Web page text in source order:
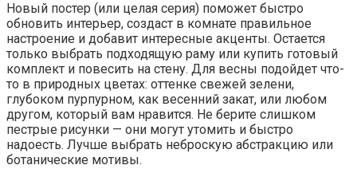
Новый постер (или целая серия) поможет быстро
обновить интерьер, создаст в комнате правильное
настроение и добавит интересные акценты. Остается
только выбрать подходящую раму или купить готовый
комплект и повесить на стену. Для весны подойдет что-
то в природных цветах: оттенке свежей зелени,
глубоком пурпурном, как весенний закат, или любом
другом, который вам нравится. Не берите слишком
пестрые рисунки — они могут утомить и быстро
надоесть. Лучше выбрать неброскую абстракцию или
ботанические мотивы.